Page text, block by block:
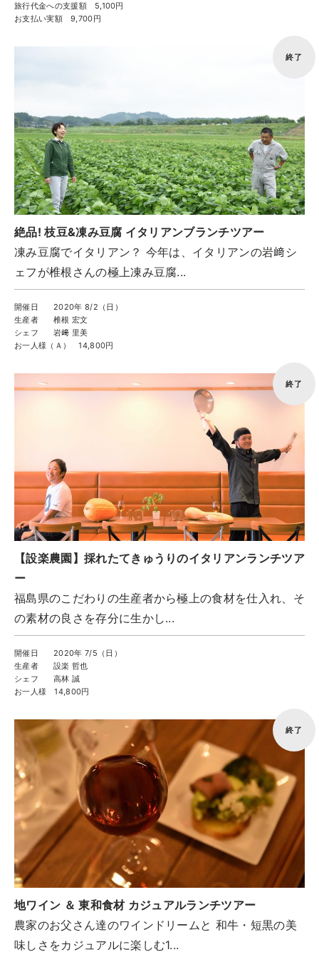
BEST TABLE
Best Table（English）
CATERING
ケータリング
トップ
実例一覧
ご注文
お問合せ
BUSINESS
法人・自治体様向け
実例一覧
旅行代金への支援額
5,100円
お支払い実額
9,700円
終了
絶品! 枝豆&凍み豆腐 イタリアンブランチツアー
凍み豆腐でイタリアン？ 今年は、イタリアンの岩﨑シ
ェフが椎根さんの極上凍み豆腐...
開催日
2020年 8/2（日）
生産者
椎根 宏文
シェフ
岩﨑 里美
お一人様（Ａ）
14,800円
終了
【設楽農園】採れたてきゅうりのイタリアンランチツア
ー
福島県のこだわりの生産者から極上の食材を仕入れ、そ
の素材の良さを存分に生かし...
開催日
2020年 7/5（日）
生産者
設楽 哲也
シェフ
高林 誠
お一人様
14,800円
終了
地ワイン ＆ 東和食材 カジュアルランチツアー
農家のお父さん達のワインドリームと 和牛・短黒の美
味しさをカジュアルに楽しむ1...